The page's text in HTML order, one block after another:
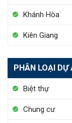
Khánh Hòa
Kiên Giang
PHÂN LOẠI DỰ
Biệt thự
Chung cư